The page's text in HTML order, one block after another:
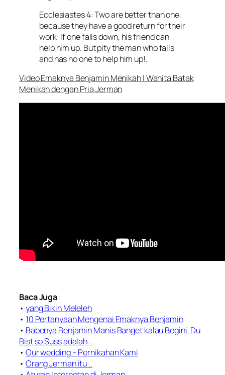
Ecclesiastes 4: Two are better than one,
because they have a good return for their
work: If one falls down, his friend can
help him up. But pity the man who falls
and has no one to help him up!.
Video Emaknya Benjamin Menikah | Wanita Batak
Menikah dengan Pria Jerman
Baca Juga:
• yang Bikin Meleleh
• 10 Pertanyaan Mengenai Emaknya Benjamin
• Babenya Benjamin Manis Banget kalau Begini. Du
Bist so Suss adalah ..
• Our wedding – Pernikahan Kami
• Orang Jerman itu ..